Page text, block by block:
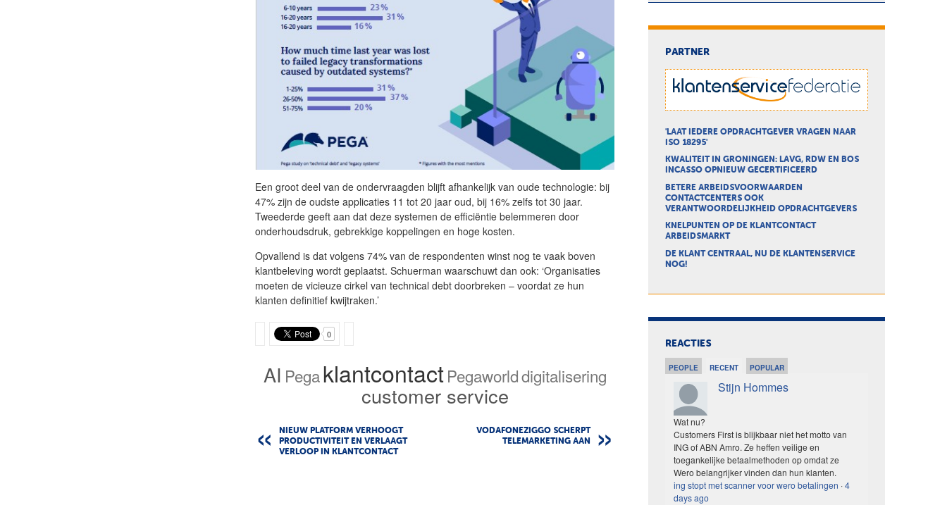
Een groot deel van de ondervraagden blijft afhankelijk van oude technologie: bij
47% zijn de oudste applicaties 11 tot 20 jaar oud, bij 16% zelfs tot 30 jaar.
Tweederde geeft aan dat deze systemen de efficiëntie belemmeren door
onderhoudsdruk, gebrekkige koppelingen en hoge kosten.
Opvallend is dat volgens 74% van de respondenten winst nog te vaak boven
klantbeleving wordt geplaatst. Schuerman waarschuwt dan ook: ‘Organisaties
moeten de vicieuze cirkel van technical debt doorbreken – voordat ze hun
klanten definitief kwijtraken.’
0
AI PegaklantcontactPegaworlddigitalisering
customer service
NIEUW PLATFORM VERHOOGT
PRODUCTIVITEIT EN VERLAAGT
VERLOOP IN KLANTCONTACT
VODAFONEZIGGO SCHERPT
TELEMARKETING AAN
PARTNER
'LAAT IEDERE OPDRACHTGEVER VRAGEN NAAR
ISO 18295'
KWALITEIT IN GRONINGEN: LAVG, RDW EN BOS
INCASSO OPNIEUW GECERTIFICEERD
BETERE ARBEIDSVOORWAARDEN
CONTACTCENTERS OOK
VERANTWOORDELIJKHEID OPDRACHTGEVERS
KNELPUNTEN OP DE KLANTCONTACT
ARBEIDSMARKT
DE KLANT CENTRAAL, NU DE KLANTENSERVICE
NOG!
REACTIES
PEOPLE RECENT POPULAR
Stijn Hommes
Wat nu?
Customers First is blijkbaar niet het motto van
ING of ABN Amro. Ze heffen veilige en
toegankelijke betaalmethoden op omdat ze
Wero belangrijker vinden dan hun klanten.
ing stopt met scanner voor wero betalingen ·4
days ago